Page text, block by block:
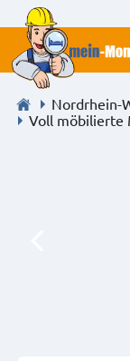
Nordrhein-
Voll möbilierte